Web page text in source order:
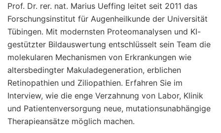
Prof. Dr. rer. nat. Marius Ueffing leitet seit 2011 das
Forschungsinstitut für Augenheilkunde der Universität
Tübingen. Mit modernsten Proteomanalysen und KI-
gestützter Bildauswertung entschlüsselt sein Team die
molekularen Mechanismen von Erkrankungen wie
altersbedingter Makuladegeneration, erblichen
Retinopathien und Ziliopathien. Erfahren Sie im
Interview, wie die enge Verzahnung von Labor, Klinik
und Patientenversorgung neue, muta­tions­unabhängige
Therapieansätze möglich machen.